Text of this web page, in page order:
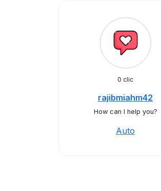
0 clic
rajibmiahm42
How can I help you?
Auto